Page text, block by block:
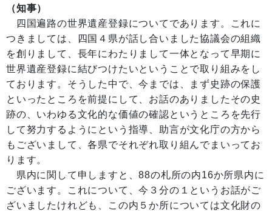
（知事）
四国遍路の世界遺産登録についてであります。これに
つきましては、四国４県が話し合いました協議会の組織
を創りまして、長年にわたりまして一体となって早期に
世界遺産登録に結びつけたいということで取り組みをし
ております。そうした中で、今までは、まず史跡の保護
といったところを前提にして、お話のありましたその史
跡の、いわゆる文化的な価値の確認というところを先行
して努力するようにという指導、助言が文化庁の方から
もございまして、各県でそれぞれ取り組んでまいってお
ります。
県内に関して申しますと、88の札所の内16か所県内に
ございます。これについて、今３分の１というお話がご
ざいましたけれども、この内５か所については文化財の